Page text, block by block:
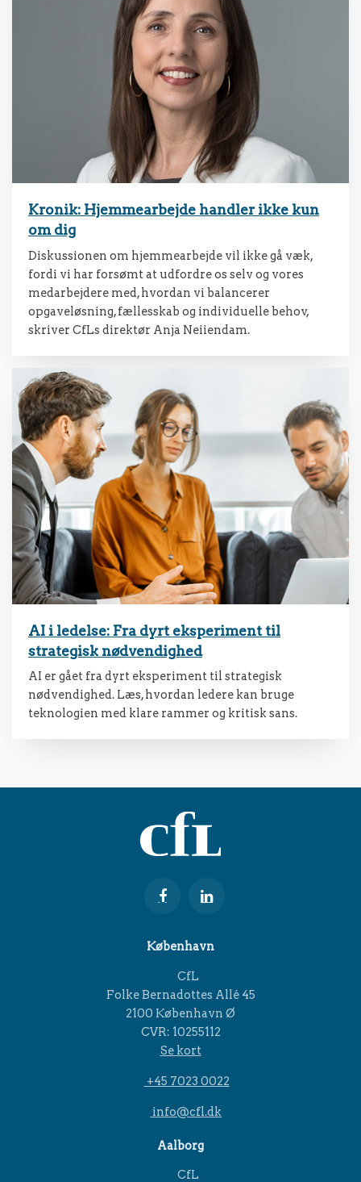
Kronik: Hjemmearbejde handler ikke kun
om dig
Diskussionen om hjemmearbejde vil ikke gå væk,
fordi vi har forsømt at udfordre os selv og vores
medarbejdere med, hvordan vi balancerer
opgaveløsning, fællesskab og individuelle behov,
skriver CfLs direktør Anja Neiiendam.
AI i ledelse: Fra dyrt eksperiment til
strategisk nødvendighed
AI er gået fra dyrt eksperiment til strategisk
nødvendighed. Læs, hvordan ledere kan bruge
teknologien med klare rammer og kritisk sans.
København
CfL
Folke Bernadottes Allé 45
2100 København Ø
CVR: 10255112
Se kort
+45 7023 0022
info@cfl.dk
Aalborg
CfL